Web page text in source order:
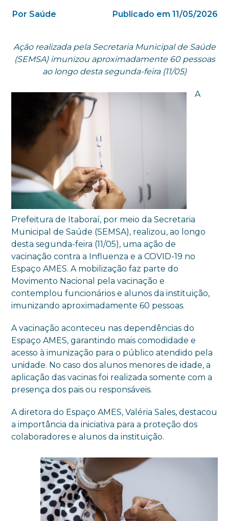
Por Saúde Publicado em 11/05/2026
Ação realizada pela Secretaria Municipal de Saúde
(SEMSA) imunizou aproximadamente 60 pessoas
ao longo desta segunda-feira (11/05)
A
Prefeitura de Itaboraí, por meio da Secretaria
Municipal de Saúde (SEMSA), realizou, ao longo
desta segunda-feira (11/05), uma ação de
vacinação contra a Influenza e a COVID-19 no
Espaço AMES. A mobilização faz parte do
Movimento Nacional pela vacinação e
contemplou funcionários e alunos da instituição,
imunizando aproximadamente 60 pessoas.
A vacinação aconteceu nas dependências do
Espaço AMES, garantindo mais comodidade e
acesso à imunização para o público atendido pela
unidade. No caso dos alunos menores de idade, a
aplicação das vacinas foi realizada somente com a
presença dos pais ou responsáveis.
A diretora do Espaço AMES, Valéria Sales, destacou
a importância da iniciativa para a proteção dos
colaboradores e alunos da instituição.